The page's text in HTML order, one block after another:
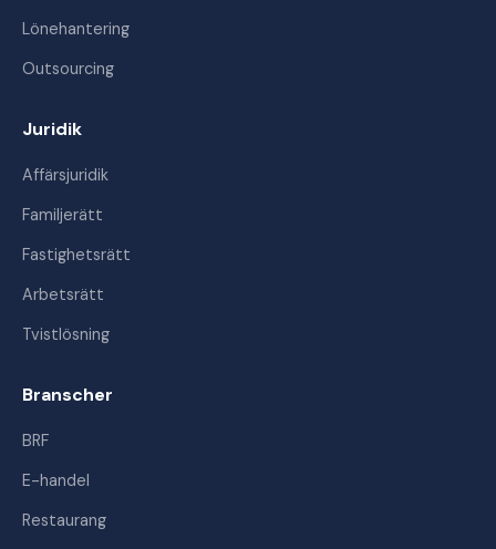
Lönehantering
Outsourcing
Juridik
Affärsjuridik
Familjerätt
Fastighetsrätt
Arbetsrätt
Tvistlösning
Branscher
BRF
E-handel
Restaurang